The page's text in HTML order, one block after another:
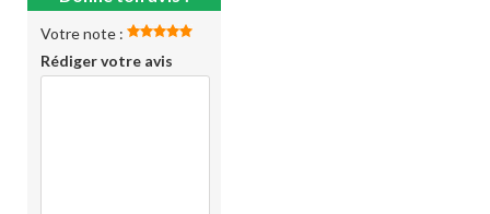
Votre note :
Rédiger votre avis